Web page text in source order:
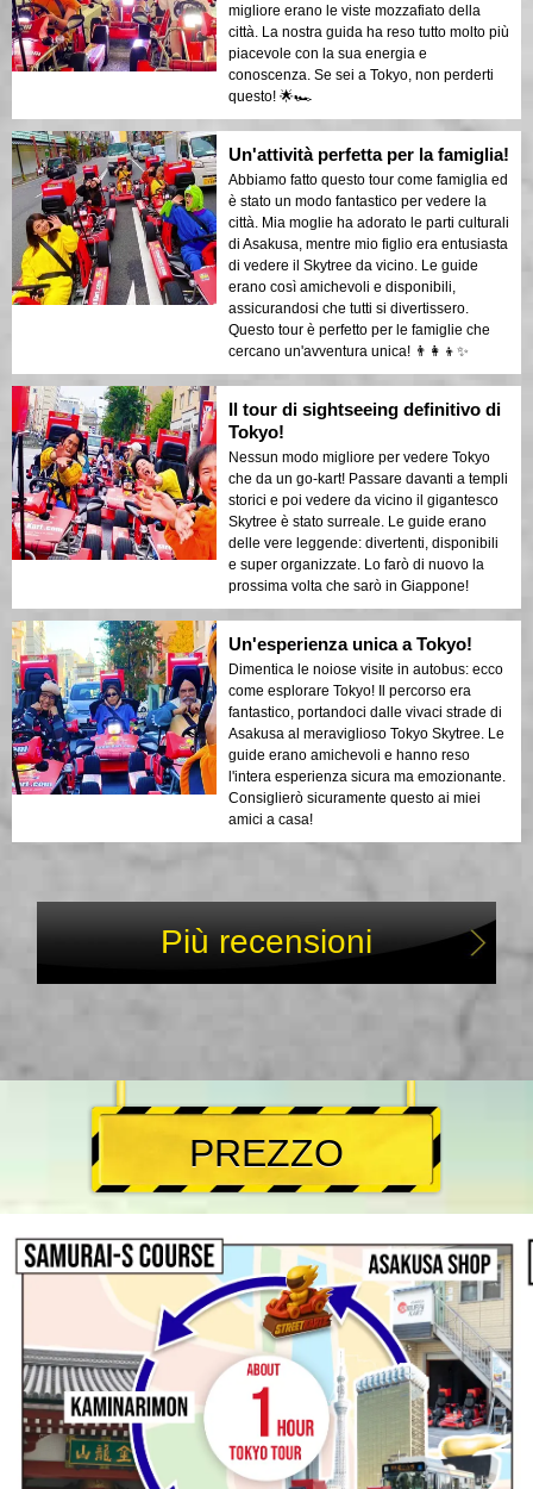
migliore erano le viste mozzafiato della
città. La nostra guida ha reso tutto molto più
piacevole con la sua energia e
conoscenza. Se sei a Tokyo, non perderti
questo! 🌟🏎️
Un'attività perfetta per la famiglia!
Abbiamo fatto questo tour come famiglia ed
è stato un modo fantastico per vedere la
città. Mia moglie ha adorato le parti culturali
di Asakusa, mentre mio figlio era entusiasta
di vedere il Skytree da vicino. Le guide
erano così amichevoli e disponibili,
assicurandosi che tutti si divertissero.
Questo tour è perfetto per le famiglie che
cercano un'avventura unica! 👨‍👩‍👦✨
Il tour di sightseeing definitivo di
Tokyo!
Nessun modo migliore per vedere Tokyo
che da un go-kart! Passare davanti a templi
storici e poi vedere da vicino il gigantesco
Skytree è stato surreale. Le guide erano
delle vere leggende: divertenti, disponibili
e super organizzate. Lo farò di nuovo la
prossima volta che sarò in Giappone!
Un'esperienza unica a Tokyo!
Dimentica le noiose visite in autobus: ecco
come esplorare Tokyo! Il percorso era
fantastico, portandoci dalle vivaci strade di
Asakusa al meraviglioso Tokyo Skytree. Le
guide erano amichevoli e hanno reso
l'intera esperienza sicura ma emozionante.
Consiglierò sicuramente questo ai miei
amici a casa!
Più recensioni
PREZZO